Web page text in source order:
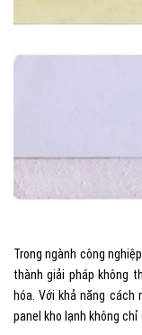
Trong ngành công
thành giải pháp không
hóa. Với khả năng
panel kho lạnh không